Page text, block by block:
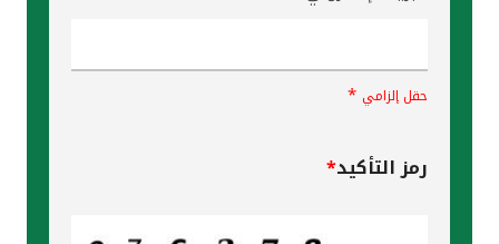
حقل إلزامي *
رمز التأكيد*